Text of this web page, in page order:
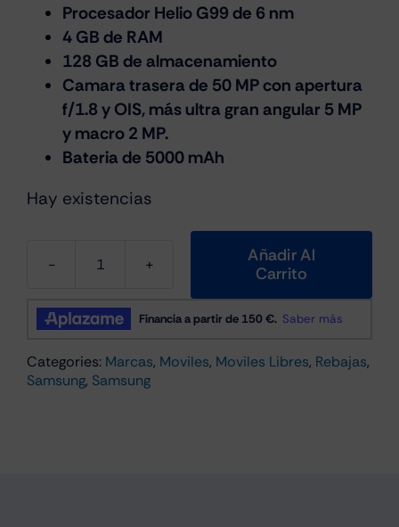
era:
es:
Procesador Helio G99 de 6 nm
4 GB de RAM
128 GB de almacenamiento
Camara trasera de 50 MP con apertura
f/1.8 y OIS, más ultra gran angular 5 MP
y macro 2 MP.
Bateria de 5000 mAh
Hay existencias
Samsung
A17
4GB/128GB
Añadir Al
Carrito
Categories: Marcas, Moviles, Moviles Libres, Rebajas,
Samsung, Samsung